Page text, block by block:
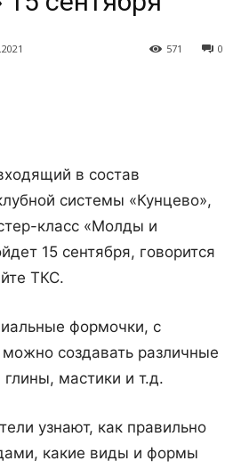
0
571
в состав
системы «Кунцево»,
класс «Молды и
15 сентября, говорится
ТКС.
формочки, с
создавать различные
мастики и т.д.
узнают, как правильно
какие виды и формы